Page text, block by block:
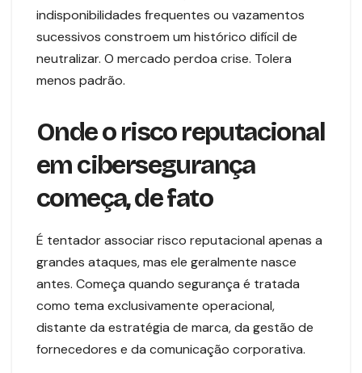
indisponibilidades frequentes ou vazamentos
sucessivos constroem um histórico difícil de
neutralizar. O mercado perdoa crise. Tolera
menos padrão.
Onde o risco reputacional
em cibersegurança
começa, de fato
É tentador associar risco reputacional apenas a
grandes ataques, mas ele geralmente nasce
antes. Começa quando segurança é tratada
como tema exclusivamente operacional,
distante da estratégia de marca, da gestão de
fornecedores e da comunicação corporativa.